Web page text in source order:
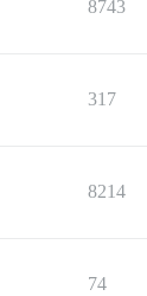
8743
317
8214
74